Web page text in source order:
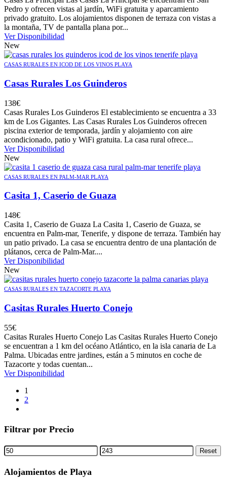
Pedro y ofrecen vistas al jardín, WiFi gratuita y aparcamiento
privado gratuito. Los alojamientos disponen de terraza con vistas a
la montaña, TV de pantalla plana por...
Ver Disponibilidad
New
CASAS RURALES EN ICOD DE LOS VINOS PLAYA
Casas Rurales Los Guinderos
138€
Casas Rurales Los Guinderos El establecimiento se encuentra a 33
km de Los Gigantes. Las Casas Rurales Los Guinderos ofrecen
piscina exterior de temporada, jardín y alojamiento con aire
acondicionado, patio y WiFi gratuita. La casa rural ofrece...
Ver Disponibilidad
New
CASAS RURALES EN PALM-MAR PLAYA
Casita 1, Caserio de Guaza
148€
Casita 1, Caserio de Guaza La Casita 1, Caserio de Guaza, se
encuentra en Palm-mar, Tenerife, y dispone de terraza. También hay
un patio privado. La casa se encuentra dentro de una plantación de
plátanos, cerca de Palm-Mar....
Ver Disponibilidad
New
CASAS RURALES EN TAZACORTE PLAYA
Casitas Rurales Huerto Conejo
55€
Casitas Rurales Huerto Conejo Las Casitas Rurales Huerto Conejo
se encuentran a 1 km del océano Atlántico, en la isla canaria de La
Palma. Ubicadas entre jardines, están a 5 minutos en coche de
Tazacorte y todas cuentan...
Ver Disponibilidad
1
2
Filtrar por Precio
Min
price
Max
price
Reset
Alojamientos de Playa